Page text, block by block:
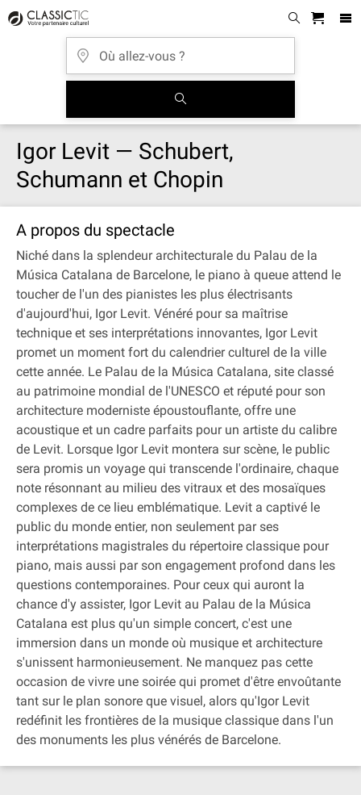
Igor Levit — Schubert,
Schumann et Chopin
A propos du spectacle
Niché dans la splendeur architecturale du Palau de la
Música Catalana de Barcelone, le piano à queue attend le
toucher de l'un des pianistes les plus électrisants
d'aujourd'hui, Igor Levit. Vénéré pour sa maîtrise
technique et ses interprétations innovantes, Igor Levit
promet un moment fort du calendrier culturel de la ville
cette année. Le Palau de la Música Catalana, site classé
au patrimoine mondial de l'UNESCO et réputé pour son
architecture moderniste époustouflante, offre une
acoustique et un cadre parfaits pour un artiste du calibre
de Levit. Lorsque Igor Levit montera sur scène, le public
sera promis un voyage qui transcende l'ordinaire, chaque
note résonnant au milieu des vitraux et des mosaïques
complexes de ce lieu emblématique. Levit a captivé le
public du monde entier, non seulement par ses
interprétations magistrales du répertoire classique pour
piano, mais aussi par son engagement profond dans les
questions contemporaines. Pour ceux qui auront la
chance d'y assister, Igor Levit au Palau de la Música
Catalana est plus qu'un simple concert, c'est une
immersion dans un monde où musique et architecture
s'unissent harmonieusement. Ne manquez pas cette
occasion de vivre une soirée qui promet d'être envoûtante
tant sur le plan sonore que visuel, alors qu'Igor Levit
redéfinit les frontières de la musique classique dans l'un
des monuments les plus vénérés de Barcelone.